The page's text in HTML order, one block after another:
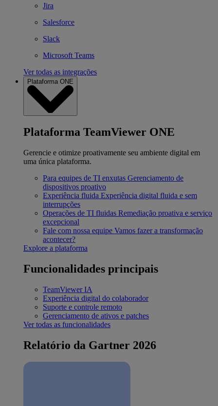
Jira
Salesforce
Slack
Microsoft Teams
Ver todas as integrações
Plataforma ONE
Plataforma TeamViewer ONE
Gerencie e otimize proativamente seu ambiente digital em
uma única plataforma.
Para equipes de TI enxutas Gerenciamento de
dispositivos proativo
Experiência fluida Experiência digital fluida e sem
interrupções
Operações de TI fluidas Remediação proativa e serviço
excepcional
Fale com nossa equipe Vamos fazer a transformação
acontecer?
Explore a plataforma
Funcionalidades principais
TeamViewer IA
Experiência digital do colaborador
Suporte e controle remoto
Gerenciamento de ativos e patches
Ver todas as funcionalidades
Relatório da Gartner 2026